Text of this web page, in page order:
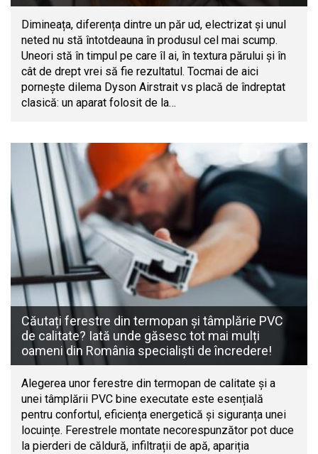
Dimineața, diferența dintre un păr ud, electrizat și unul
neted nu stă întotdeauna în produsul cel mai scump.
Uneori stă în timpul pe care îl ai, în textura părului și în
cât de drept vrei să fie rezultatul. Tocmai de aici
pornește dilema Dyson Airstrait vs placă de îndreptat
clasică: un aparat folosit de la…
Căutați ferestre din termopan și tâmplărie PVC
de calitate? Iată unde găsesc tot mai mulți
oameni din România specialiști de încredere!
Alegerea unor ferestre din termopan de calitate și a
unei tâmplării PVC bine executate este esențială
pentru confortul, eficiența energetică și siguranța unei
locuințe. Ferestrele montate necorespunzător pot duce
la pierderi de căldură, infiltrații de apă, apariția